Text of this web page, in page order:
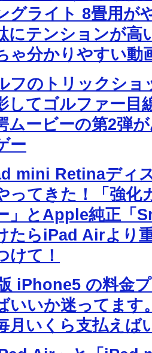
グライト 8畳用が
にテンションが高
ゃ分かりやすい動
フのトリックショ
してゴルファー目
ムービーの第2弾
ー
mini Retinaディ
ってきた！「強化
」とApple純正「
たらiPad Airより
けて！
iPhone5 の料金
いいか迷ってます
月いくら支払えば